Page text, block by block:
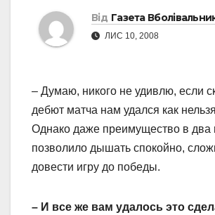
Від Газета
ЛИС 10, 2008
– Думаю, никого не удивлю, если
дебют матча нам удался как
Однако даже преимущество в два
позволило дышать спокойно,
довести игру до победы.
– И все же вам удалось это